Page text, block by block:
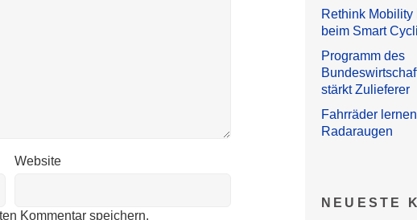
Website
Kommentar speichern.
Rethink Mobility
beim Smart
Programm des
stärkt Zulieferer
Fahrräder
Radaraugen
NEUESTE